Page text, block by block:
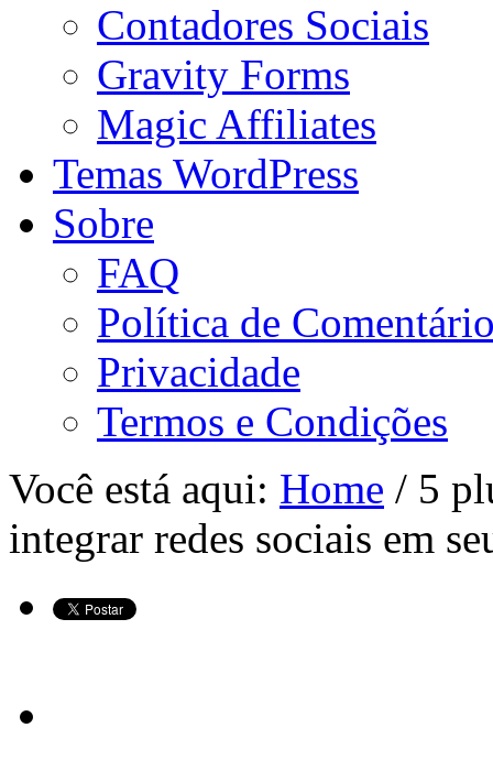
Contadores Sociais
Gravity Forms
Magic Affiliates
Temas WordPress
Sobre
FAQ
Política de
Privacidade
Termos e Condições
Você está aqui: Home / 5
integrar redes sociais em